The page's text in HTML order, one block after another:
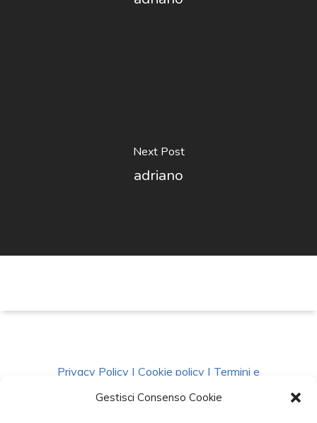
Gestisci Consenso Cookie
Next Post
adriano
Privacy Policy | Cookie policy | Termini e
Condizioni|Richiedi Dati